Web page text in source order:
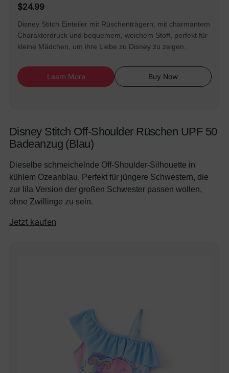
$24.99
Disney Stitch Einteiler mit Rüschenträgern, mit charmantem
Charakterdruck und bequemem, weichem Stoff, perfekt für
kleine Mädchen, um ihre Liebe zu Disney zu zeigen.
Learn More Buy Now
Disney Stitch Off-Shoulder Rüschen UPF 50
Badeanzug (Blau)
Dieselbe schmeichelnde Off-Shoulder-Silhouette in
kühlem Ozeanblau. Perfekt für jüngere Schwestern, die
zur lila Version der großen Schwester passen wollen,
ohne Zwillinge zu sein.
Jetzt kaufen